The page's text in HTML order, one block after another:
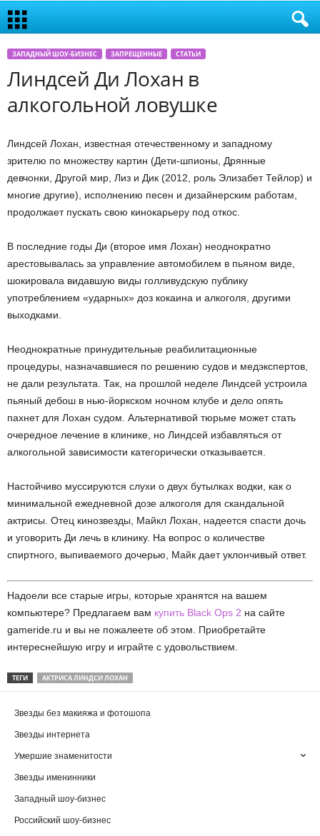
ЗАПАДНЫЙ ШОУ-БИЗНЕС ЗАПРЕЩЕННЫЕ СТАТЬИ
Линдсей Ди Лохан в
алкогольной ловушке
Линдсей Лохан, известная отечественному и западному
зрителю по множеству картин (Дети-шпионы, Дрянные
девчонки, Другой мир, Лиз и Дик (2012, роль Элизабет Тейлор) и
многие другие), исполнению песен и дизайнерским работам,
продолжает пускать свою кинокарьеру под откос.
В последние годы Ди (второе имя Лохан) неоднократно
арестовывалась за управление автомобилем в пьяном виде,
шокировала видавшую виды голливудскую публику
употреблением «ударных» доз кокаина и алкоголя, другими
выходками.
Неоднократные принудительные реабилитационные
процедуры, назначавшиеся по решению судов и медэкспертов,
не дали результата. Так, на прошлой неделе Линдсей устроила
пьяный дебош в нью-йоркском ночном клубе и дело опять
пахнет для Лохан судом. Альтернативой тюрьме может стать
очередное лечение в клинике, но Линдсей избавляться от
алкогольной зависимости категорически отказывается.
Настойчиво муссируются слухи о двух бутылках водки, как о
минимальной ежедневной дозе алкоголя для скандальной
актрисы. Отец кинозвезды, Майкл Лохан, надеется спасти дочь
и уговорить Ди лечь в клинику. На вопрос о количестве
спиртного, выпиваемого дочерью, Майк дает уклончивый ответ.
Надоели все старые игры, которые хранятся на вашем
компьютере? Предлагаем вам купить Black Ops 2 на сайте
gameride.ru и вы не пожалеете об этом. Приобретайте
интереснейшую игру и играйте с удовольствием.
ТЕГИ АКТРИСА ЛИНДСИ ЛОХАН
Звезды без макияжа и фотошопа
Звезды интернета
Умершие знаменитости
Звезды именинники
Западный шоу-бизнес
Российский шоу-бизнес